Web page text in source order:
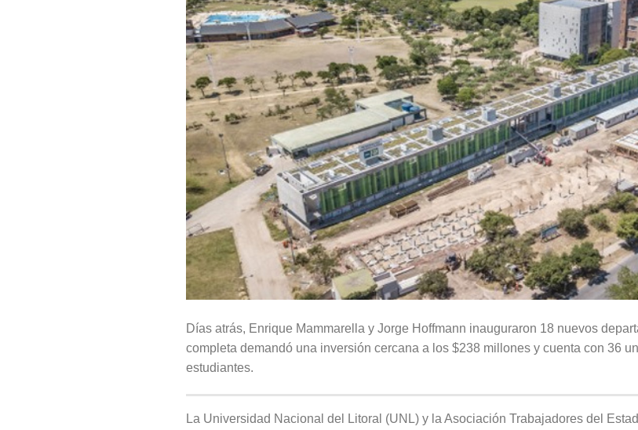
Días atrás, Enrique Mammarella y Jorge Hoffmann inauguraron 18 nuevos
completa demandó una inversión cercana a los $238 millones y cuenta con 36
estudiantes.
La Universidad Nacional del Litoral (UNL) y la Asociación Trabajadores del